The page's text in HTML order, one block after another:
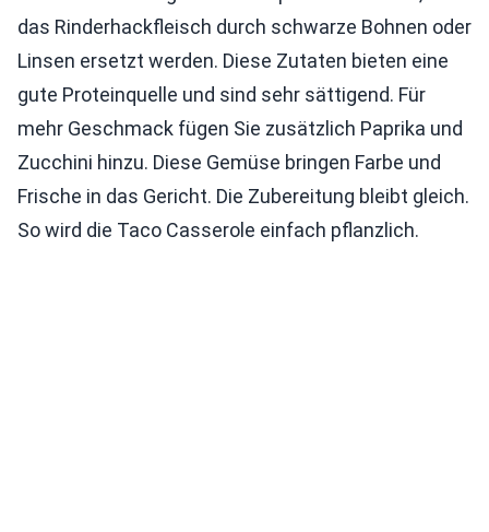
das Rinderhackfleisch durch schwarze Bohnen oder
Linsen ersetzt werden. Diese Zutaten bieten eine
gute Proteinquelle und sind sehr sättigend. Für
mehr Geschmack fügen Sie zusätzlich Paprika und
Zucchini hinzu. Diese Gemüse bringen Farbe und
Frische in das Gericht. Die Zubereitung bleibt gleich.
So wird die Taco Casserole einfach pflanzlich.